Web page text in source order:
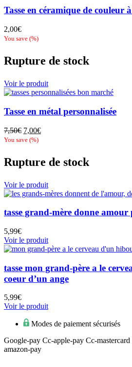
Tasse en céramique de couleur
2,00€
You save (%)
Rupture de stock
Voir le produit
Tasse en métal personnalisée
7,50€ Le
prix
7,50€.
7,00€Le
est :
7,00€.
You save (%)
Rupture de stock
Voir le produit
tasse grand-mère donne amour
5,99€
Voir le produit
tasse mon grand-père a le
coeur d’un ange
5,99€
Voir le produit
Modes de paiement sécurisés
Google-pay Cc-apple-pay Cc-mastercard
amazon-pay